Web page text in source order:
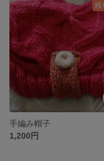
残
手編み帽子
1,200円